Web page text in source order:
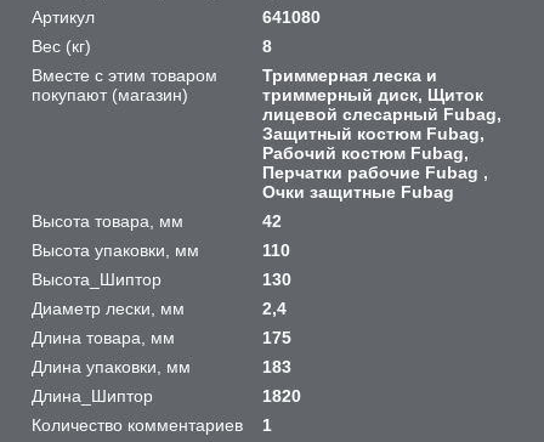
Артикул
641080
Вес (кг)
8
Вместе с этим товаром
покупают (магазин)
Триммерная леска и
триммерный диск, Щиток
лицевой слесарный Fubag,
Защитный костюм Fubag,
Рабочий костюм Fubag,
Перчатки рабочие Fubag ,
Очки защитные Fubag
Высота товара, мм
42
Высота упаковки, мм
110
Высота_Шиптор
130
Диаметр лески, мм
2,4
Длина товара, мм
175
Длина упаковки, мм
183
Длина_Шиптор
1820
Количество комментариев
1